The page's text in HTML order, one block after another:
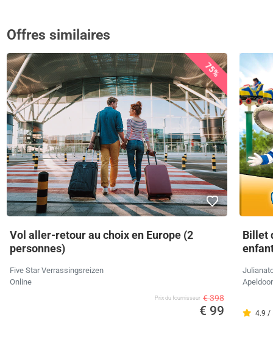
Offres similaires
75%
Vol aller-retour au choix en Europe (2
personnes)
Five Star Verrassingsreizen
Online
Prix ​​du fournisseur € 398
€ 99
Billet
4.9 /